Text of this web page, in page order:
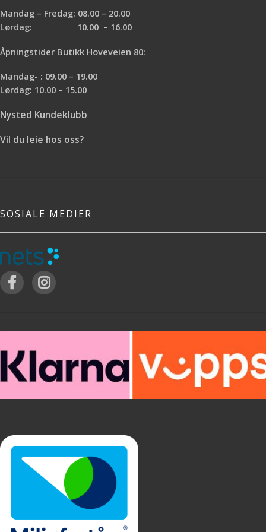
etter en kjele til din Titan? Sjekk
ut
Solo Stove Pot 1800.
Mandag – Fredag: 08.00 – 20.00
Lørdag: 10.00 – 16.00
Åpningstider Butikk Hoveveien 80:
Mandag- : 09.00 – 19.00
Lørdag: 10.00 – 15.00
Nysted Kundeklubb
Vil du leie hos oss?
SOSIALE MEDIER